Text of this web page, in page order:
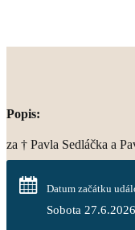
Popis:
za † Pavla Sedláčka a
Datum začátku
Sobota 27.6.2026